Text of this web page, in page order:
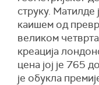
струку. Матилде
каишем од
великом
креација
цена јој је 765
је обукла